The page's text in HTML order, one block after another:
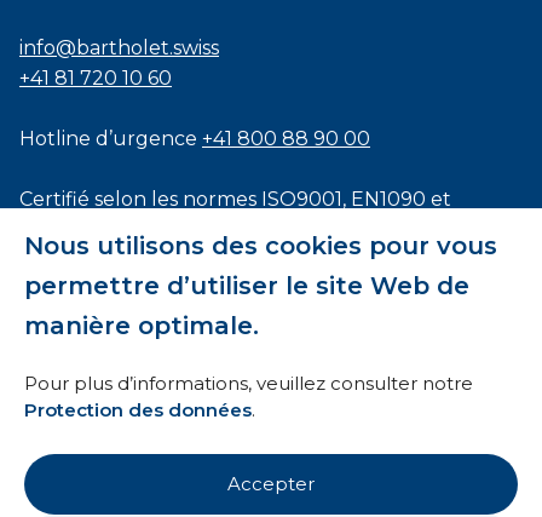
Nous utilisons des cookies pour vous
permettre d’utiliser le site Web de
manière optimale.
Pour plus d’informations, veuillez consulter notre
Protection des données.
Accepter
info@bartholet.swiss
+41 81 720 10 60
Hotline d’urgence +41 800 88 90 00
Certifié selon les normes ISO9001, EN1090 et
Conditions générales
Mentions légales